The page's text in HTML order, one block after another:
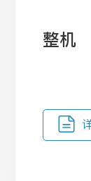
整机